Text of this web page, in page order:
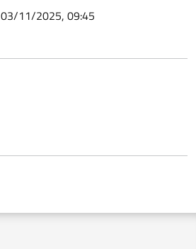
03/11/2025, 09:45